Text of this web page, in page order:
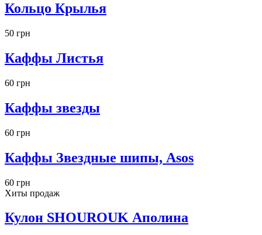
Кольцо Крылья
50 грн
Каффы Листья
60 грн
Каффы звезды
60 грн
Каффы Звездные шипы, Asos
60 грн
Хиты продаж
Кулон SHOUROUK Аполина